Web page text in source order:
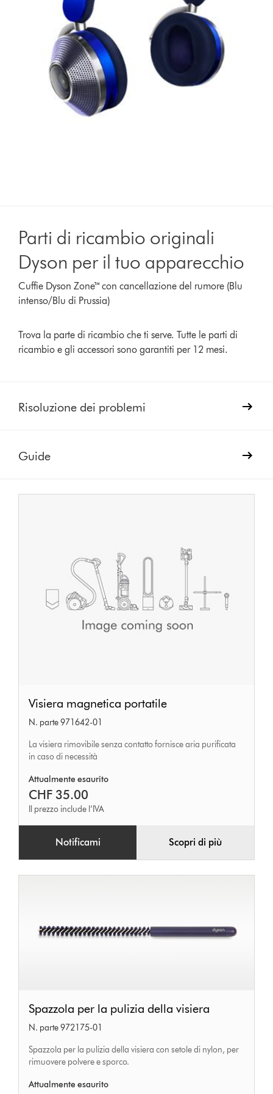
Parti di ricambio originali
Dyson per il tuo apparecchio
Cuffie Dyson Zone™ con cancellazione del rumore (Blu
intenso/Blu di Prussia)
Trova la parte di ricambio che ti serve. Tutte le parti di
ricambio e gli accessori sono garantiti per 12 mesi.
Risoluzione dei problemi
Guide
magnetica
portatile
Visiera magnetica portatile
N. parte 971642-01
La visiera rimovibile senza contatto fornisce aria purificata
in caso di necessità
Attualmente esaurito
CHF 35.00
Il prezzo include l’IVA
Notificami Scopri di più
per
la
pulizia
della
visiera
Spazzola per la pulizia della visiera
N. parte 972175-01
Spazzola per la pulizia della visiera con setole di nylon, per
rimuovere polvere e sporco.
Attualmente esaurito